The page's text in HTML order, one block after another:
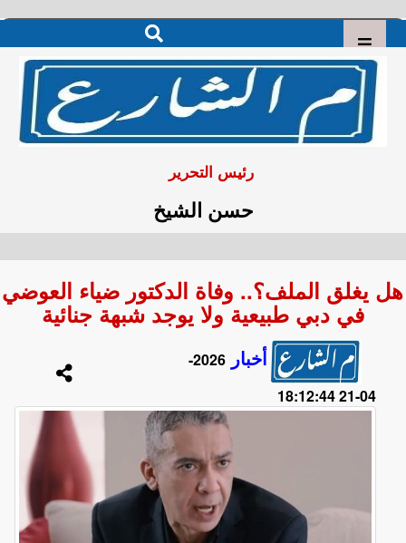
رئيس التحرير
حسن الشيخ
هل يغلق الملف؟.. وفاة الدكتور ضياء العوضي
في دبي طبيعية ولا يوجد شبهة جنائية
أخبار
2026-
04-21 18:12:44